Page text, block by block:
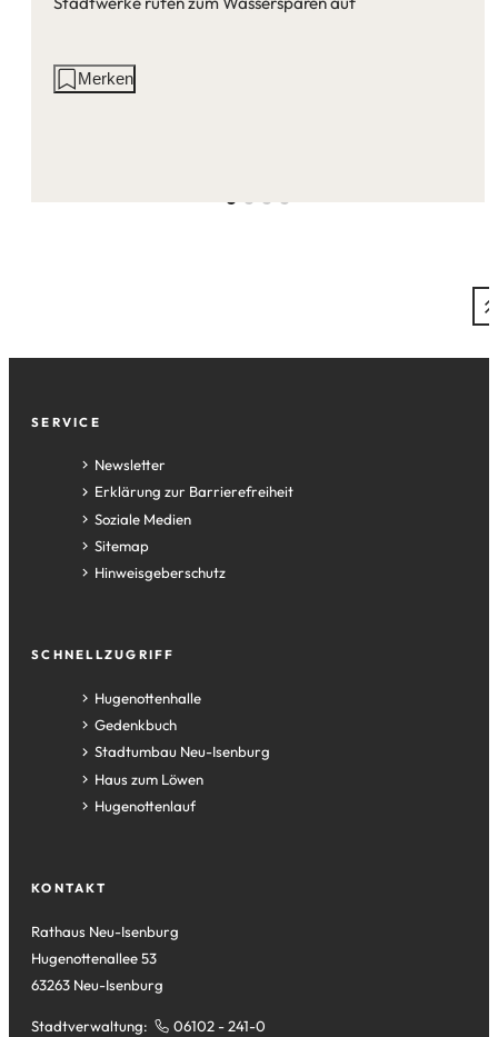
AktionenMerken
Fußzeile
SERVICE
Newsletter
Erklärung zur Barrierefreiheit
Soziale Medien
Sitemap
Hinweisgeberschutz
SCHNELLZUGRIFF
Hugenottenhalle
(Öffnet
in
einem
neuen
Tab)
Gedenkbuch
(Öffnet
in
einem
neuen
Stadtumbau Neu-Isenburg
(Öffnet
in
einem
Haus zum Löwen
(Öffnet
in
Tab)
Hugenottenlauf
(Öffnet
neuen
KONTAKT
Rathaus Neu-Isenburg
Hugenottenallee 53
63263 Neu-Isenburg
Stadtverwaltung:
06102 - 241-0